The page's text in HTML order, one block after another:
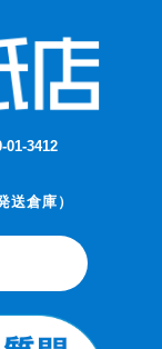
01-3412
倉庫）